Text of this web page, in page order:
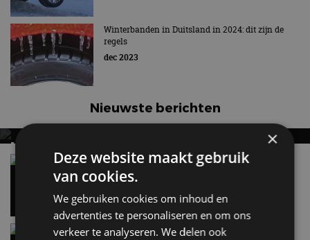
Winterbanden in Duitsland in 2024: dit zijn de
regels
dec 2023
Nieuwste berichten
MET KORTING NAAR EV EXPERIENCE 2026?
AUTORAI REGELT HET!
EV Experience 2026 van 24 tot 26 september
Vergelijking: BMW iX3 vs Volvo EX60 – Welke
moet je hebben?
Gespot: een Chevrolet Corvette Z06
×
Deze website maakt gebruik
van cookies.
We gebruiken cookies om inhoud en
advertenties te personaliseren en om ons
verkeer te analyseren. We delen ook